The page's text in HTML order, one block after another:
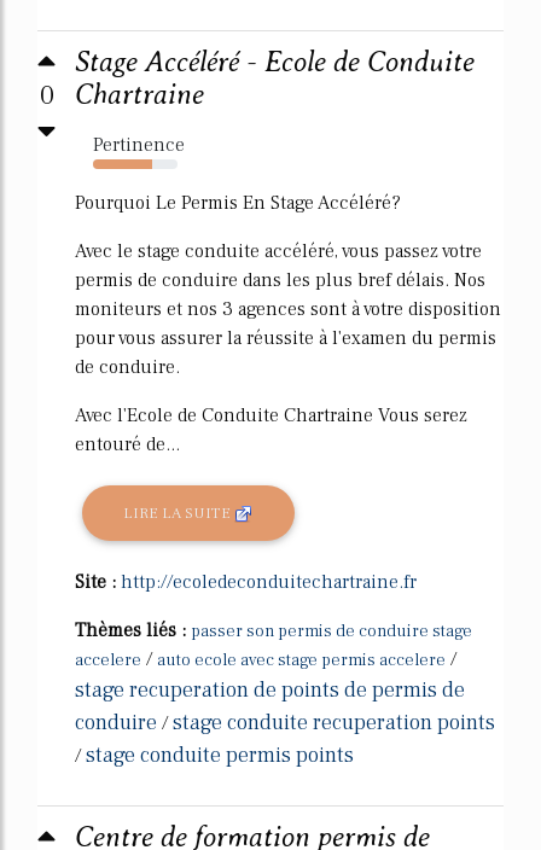
0
Stage Accéléré - Ecole de Conduite
Chartraine
Pertinence
70%
Pourquoi Le Permis En Stage Accéléré?
Avec le stage conduite accéléré, vous passez votre
permis de conduire dans les plus bref délais. Nos
moniteurs et nos 3 agences sont à votre disposition
pour vous assurer la réussite à l'examen du permis
de conduire.
Avec l'Ecole de Conduite Chartraine Vous serez
entouré de...
LIRE LA SUITE
Site : http://ecoledeconduitechartraine.fr
Thèmes liés : passer son permis de conduire stage
accelere / auto ecole avec stage permis accelere /
stage recuperation de points de permis de
conduire /stage conduite recuperation points
/stage conduite permis points
Centre de formation permis de